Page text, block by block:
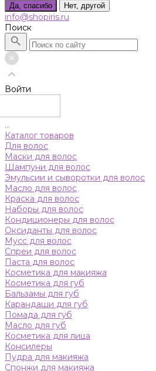
Да, спасибо Нет, другой
info@shopiris.ru
Поиск
Войти
...
Каталог товаров
Для волос
Маски для волос
Шампуни для волос
Эмульсии и сыворотки для волос
Масло для волос
Краска для волос
Наборы для волос
Кондиционеры для волос
Оксиданты для волос
Мусс для волос
Спреи для волос
Паста для волос
Косметика для макияжа
Косметика для губ
Бальзамы для губ
Карандаши для губ
Помада для губ
Масло для губ
Косметика для лица
Консилеры
Пудра для макияжа
Спонжи для макияжа